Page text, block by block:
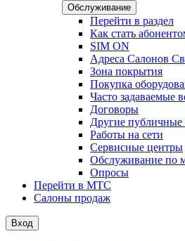
Обслуживание
Перейти в раздел
Как стать
SIM ON
Адреса Салонов
Зона покрытия
Покупка
Часто задаваемые
Договоры
Другие
Работы на сети
Сервисные центры
Обслуживание по
Опросы
Перейти в МТС
Салоны продаж
Вход